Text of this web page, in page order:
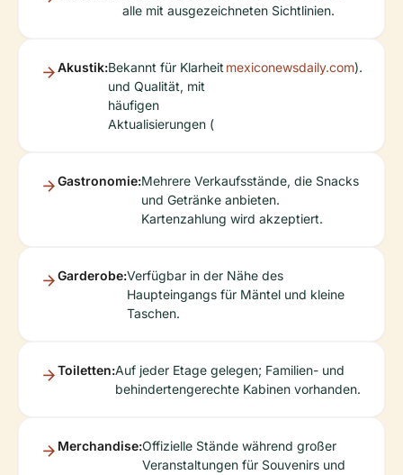
alle mit ausgezeichneten Sichtlinien.
Akustik:Bekannt für Klarheit
und Qualität, mit
häufigen
Aktualisierungen (
mexiconewsdaily.com).
Gastronomie:Mehrere Verkaufsstände, die Snacks
und Getränke anbieten.
Kartenzahlung wird akzeptiert.
Garderobe:Verfügbar in der Nähe des
Haupteingangs für Mäntel und kleine
Taschen.
Toiletten:Auf jeder Etage gelegen; Familien- und
behindertengerechte Kabinen vorhanden.
Merchandise:Offizielle Stände während großer
Veranstaltungen für Souvenirs und